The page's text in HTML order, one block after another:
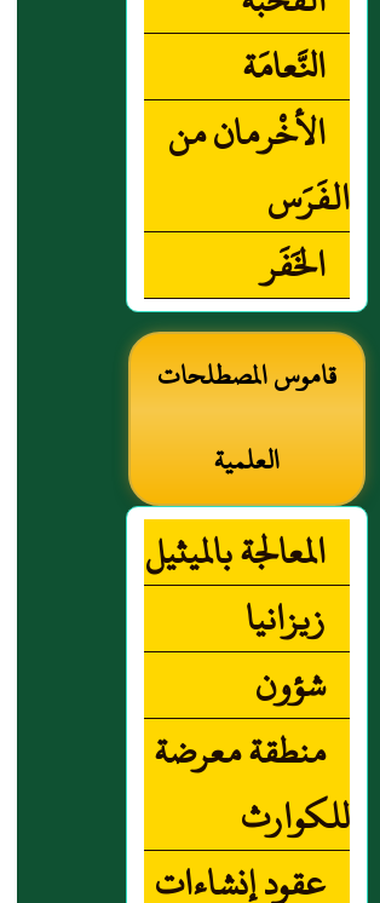
النَّعامَة
الأخْرمان من
الفَرَس
الخَفَر
قاموس المصطلحات
العلمية
المعالجة بالميثيل
زيزانيا
شؤون
منطقة معرضة
للكوارث
عقود إنشاءات